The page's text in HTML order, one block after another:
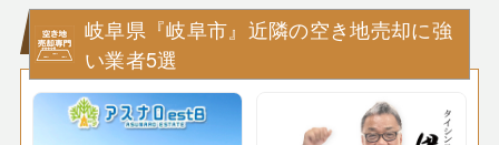
岐阜県『岐阜市』近隣の空き地売却に強
い業者5選